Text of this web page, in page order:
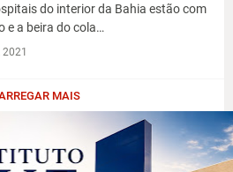
do interior da Bahia estão com
e a beira do cola…
MAIS